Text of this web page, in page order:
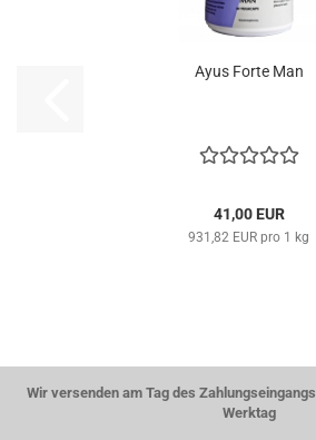
Ayus Forte Man
41,00 EUR
931,82 EUR pro 1 kg
Wir versenden am Tag des
Werktag